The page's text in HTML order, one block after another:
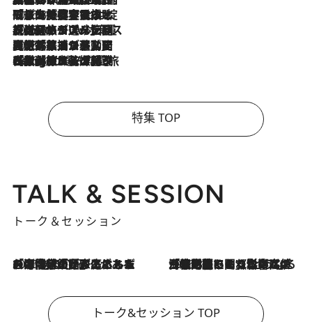
2026.8.6
「旅先には金髪ウィッグを持参」日本と同じメイクでは損してる!? 美容ジャーナリストが提案する“掟破りの旅美容”とは
2026.8.6
【厳選旅コスメ】「身軽さ＆UV対策重視！」ヘアアーティストshucoが選んだ夏旅ベストコスメを発表【Mサイズジップ】
2026.8.5
【厳選旅コスメ】国内をあちこち移動する河井菜摘が選んだ夏旅ベストコスメ発表！「リラックスアイテムはマスト」【Mサイズジップ】
2026.8.4
【厳選旅コスメ】「紫外線＆乾燥対策しながらメイク感も！」ヘア＆メイクGeorgeが選んだ夏旅ベストコスメを発表！【Mサイズジップ】
特集 TOP
TALK & SESSION
トーク＆セッション
2026.8.3
「今後値上げがあるとすれば…」「リスクがあるのは今年の冬」エネルギー専門家が語る、ホルムズ海峡封鎖が家庭にもたらす“ある心配” 2026.8.3
「住宅建てられない…」「サーチャージ料の高値が続いている」ホルムズ海峡封鎖による影響はいつまで続く？《エネルギー専門家に聞く“どうなる日本の暮らし”》
トーク&セッション TOP